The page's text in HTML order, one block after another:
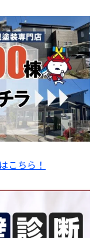
こちら！